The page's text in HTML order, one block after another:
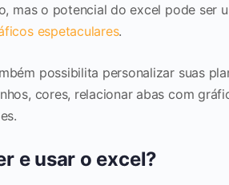
mas o potencial do excel pode ser
espetaculares.
possibilita personalizar suas
cores, relacionar abas com
e usar o excel?